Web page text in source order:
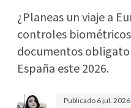
¿Planeas un viaje a
controles
documentos
España este 2026.
Publicado 6 jul. 2026